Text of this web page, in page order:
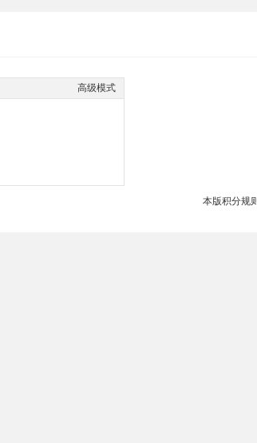
高级模式
本版积分规则